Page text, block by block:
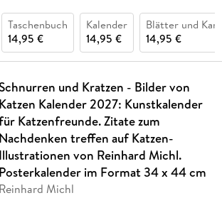
Taschenbuch
14,95 €
Kalender
14,95 €
Blätter und
14,95 €
Schnurren und Kratzen - Bilder von
Katzen Kalender 2027: Kunstkalender
Katzenfreunde. Zitate zum
Nachdenken treffen auf Katzen-
Illustrationen von Reinhard Michl.
Posterkalender im Format 34 x 44 cm
Reinhard Michl